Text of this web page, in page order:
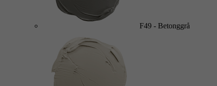
F49 - Betonggrå